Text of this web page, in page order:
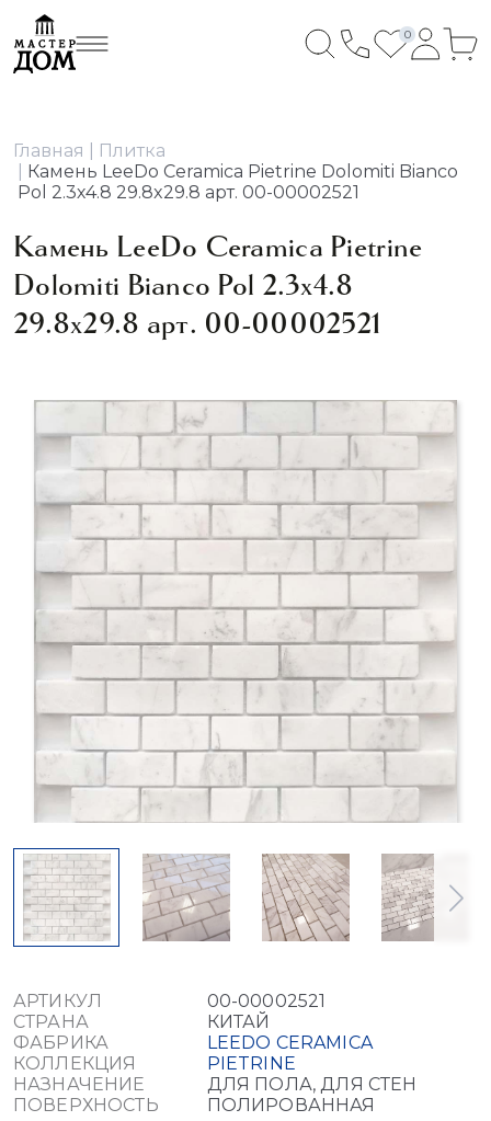
0
Главная
Плитка
Камень LeeDo Ceramica Pietrine Dolomiti Bianco
Pol 2.3х4.8 29.8x29.8 арт. 00-00002521
Камень LeeDo Ceramica Pietrine
Dolomiti Bianco Pol 2.3х4.8
29.8x29.8 арт. 00-00002521
АРТИКУЛ
00-00002521
СТРАНА
КИТАЙ
ФАБРИКА
LEEDO CERAMICA
КОЛЛЕКЦИЯ
PIETRINE
НАЗНАЧЕНИЕ
ДЛЯ ПОЛА, ДЛЯ СТЕН
ПОВЕРХНОСТЬ
ПОЛИРОВАННАЯ